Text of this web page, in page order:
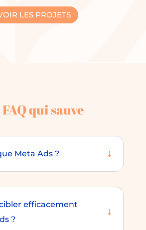
LES PROJETS
qui sauve
Meta Ads ?
efficacement
?